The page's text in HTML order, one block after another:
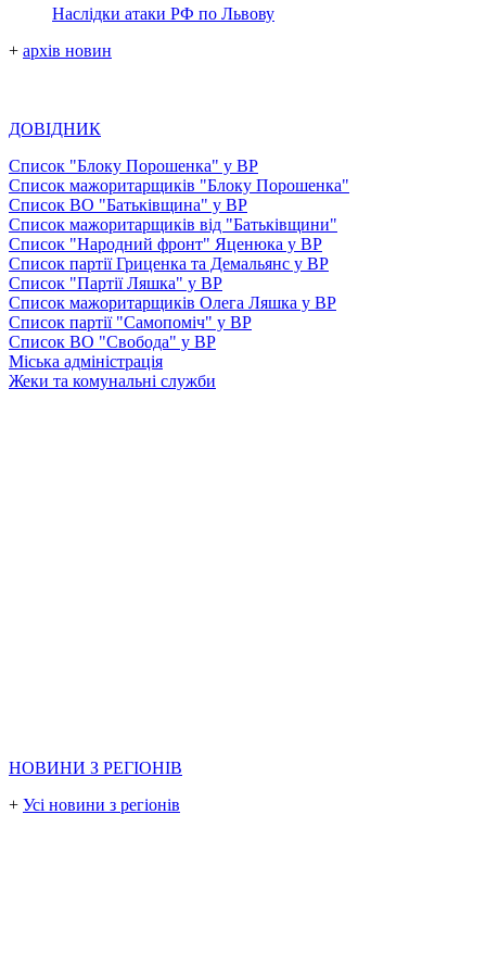
Наслідки атаки РФ по Львову
+ архів новин
ДОВІДНИК
Список "Блоку Порошенка" у ВР
Список мажоритарщиків "Блоку Порошенка"
Список ВО "Батьківщина" у ВР
Список мажоритарщиків від "Батьківщини"
Список "Народний фронт" Яценюка у ВР
Список партії Гриценка та Демальянс у ВР
Список "Партії Ляшка" у ВР
Список мажоритарщиків Олега Ляшка у ВР
Список партії "Самопоміч" у ВР
Список ВО "Свобода" у ВР
Міська адміністрація
Жеки та комунальні служби
НОВИНИ З РЕГІОНІВ
+ Усі новини з регіонів